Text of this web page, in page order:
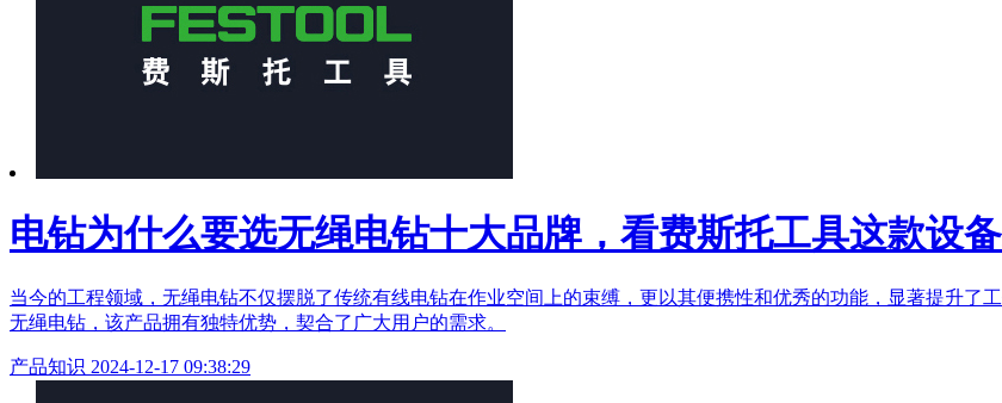
电钻为什么要选无绳电钻十大品牌，看费斯托工具这款设
当今的工程领域，无绳电钻不仅摆脱了传统有线电钻在作业空间上的束缚，更以其便携性和优秀的功能，显著提升了
无绳电钻，该产品拥有独特优势，契合了广大用户的需求。
产品知识 2024-12-17 09:38:29